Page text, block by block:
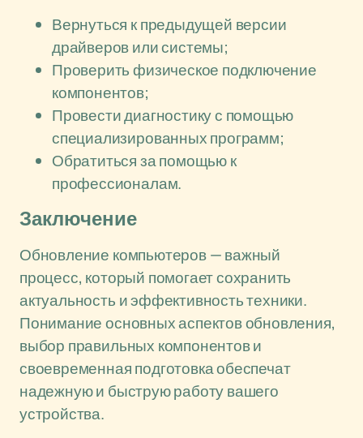
Вернуться к предыдущей версии
драйверов или системы;
Проверить физическое подключение
компонентов;
Провести диагностику с помощью
специализированных программ;
Обратиться за помощью к
профессионалам.
Заключение
Обновление компьютеров — важный
процесс, который помогает сохранить
актуальность и эффективность техники.
Понимание основных аспектов обновления,
выбор правильных компонентов и
своевременная подготовка обеспечат
надежную и быструю работу вашего
устройства.